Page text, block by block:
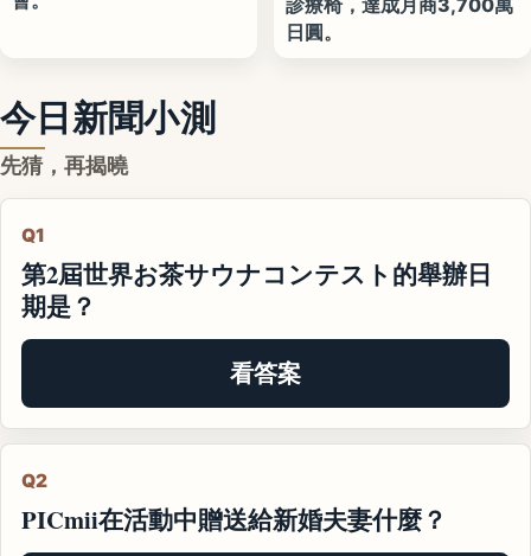
診療椅，達成月商3,700萬
日圓。
今日新聞小測
先猜，再揭曉
Q1
第2屆世界お茶サウナコンテスト的舉辦日
期是？
看答案
Q2
PICmii在活動中贈送給新婚夫妻什麼？